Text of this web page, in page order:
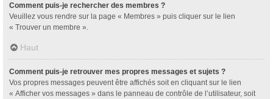
Comment puis-je rechercher des membres ?
Veuillez vous rendre sur la page « Membres » puis cliquer sur le lien
« Trouver un membre ».
Haut
Comment puis-je retrouver mes propres messages et sujets ?
Vos propres messages peuvent être affichés soit en cliquant sur le lien
« Afficher vos messages » dans le panneau de contrôle de l’utilisateur, soit